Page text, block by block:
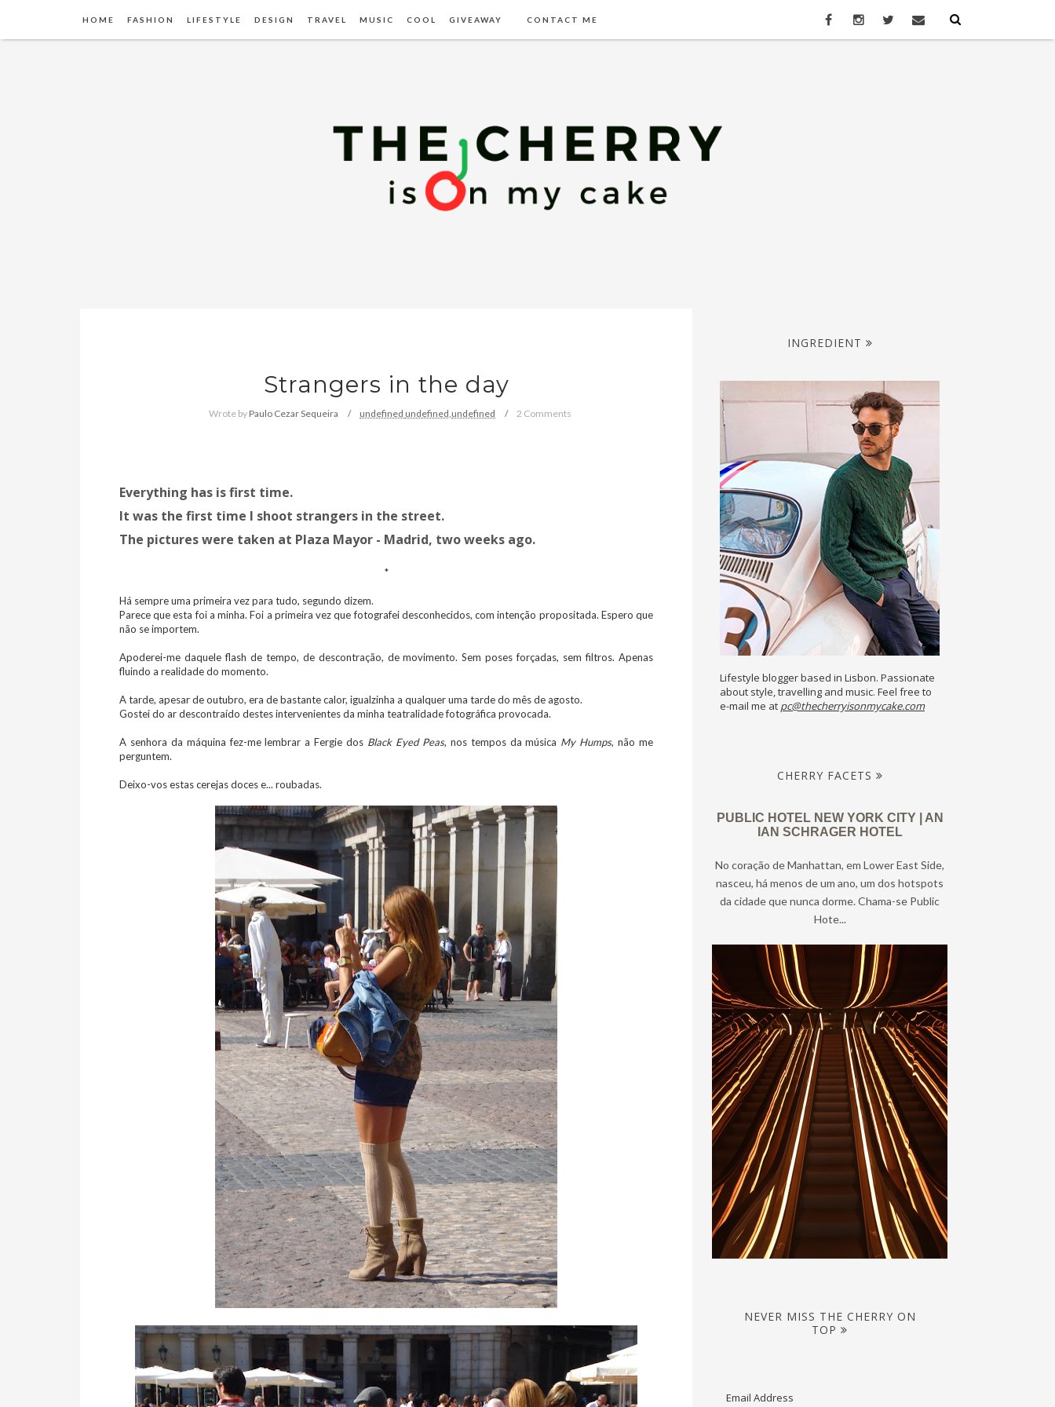
HOME FASHION LIFESTYLE DESIGN TRAVEL MUSIC COOL GIVEAWAY CONTACT ME
Strangers in the day
Wrote by Paulo Cezar Sequeira undefined undefined,undefined 2 Comments
Everything has is first time.
It was the first time I shoot strangers in the street.
The pictures were taken at Plaza Mayor - Madrid, two weeks ago.
*
Há sempre uma primeira vez para tudo, segundo dizem.
Parece que esta foi a minha. Foi a primeira vez que fotografei desconhecidos, com intenção propositada. Espero que
não se importem.
Apoderei-me daquele flash de tempo, de descontração, de movimento. Sem poses forçadas, sem filtros. Apenas
fluindo a realidade do momento.
A tarde, apesar de outubro, era de bastante calor, igualzinha a qualquer uma tarde do mês de agosto.
Gostei do ar descontraído destes intervenientes da minha teatralidade fotográfica provocada.
A senhora da máquina fez-me lembrar a Fergie dos Black Eyed Peas, nos tempos da música My Humps, não me
perguntem.
Deixo-vos estas cerejas doces e... roubadas.
INGREDIENT
Lifestyle blogger based in Lisbon. Passionate
about style, travelling and music. Feel free to
e-mail me at pc@thecherryisonmycake.com
CHERRY FACETS
PUBLIC HOTEL NEW YORK CITY | AN
IAN SCHRAGER HOTEL
No coração de Manhattan, em Lower East Side,
nasceu, há menos de um ano, um dos hotspots
da cidade que nunca dorme. Chama-se Public
Hote...
NEVER MISS THE CHERRY ON
TOP
Email Address